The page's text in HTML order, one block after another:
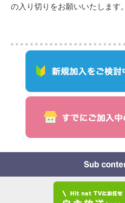
の入り切りをお願いいたします。